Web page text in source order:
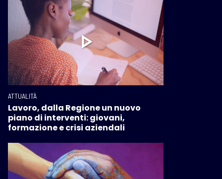
ATTUALITÀ
Lavoro, dalla Regione un nuovo
piano di interventi: giovani,
formazione e crisi aziendali